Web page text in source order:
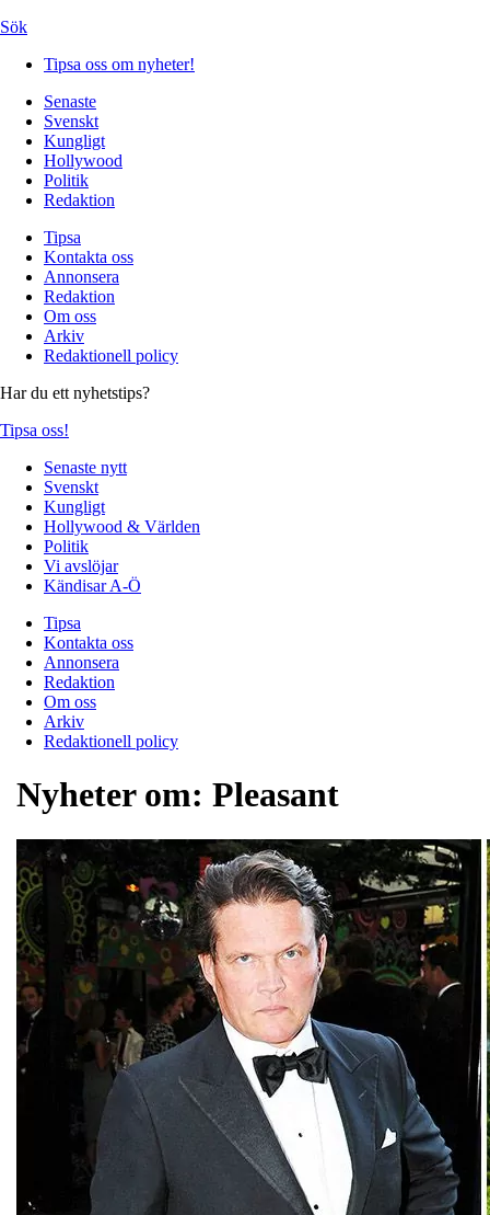
Sök
Tipsa oss om nyheter!
Senaste
Svenskt
Kungligt
Hollywood
Politik
Redaktion
Tipsa
Kontakta oss
Annonsera
Redaktion
Om oss
Arkiv
Redaktionell policy
Har du ett nyhetstips?
Tipsa oss!
Senaste nytt
Svenskt
Kungligt
Hollywood & Världen
Politik
Vi avslöjar
Kändisar A-Ö
Tipsa
Kontakta oss
Annonsera
Redaktion
Om oss
Arkiv
Redaktionell policy
Nyheter om: Pleasant